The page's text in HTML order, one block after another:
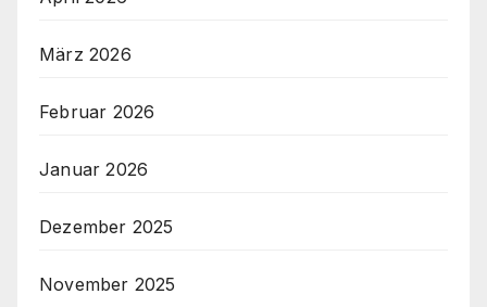
März 2026
Februar 2026
Januar 2026
Dezember 2025
November 2025